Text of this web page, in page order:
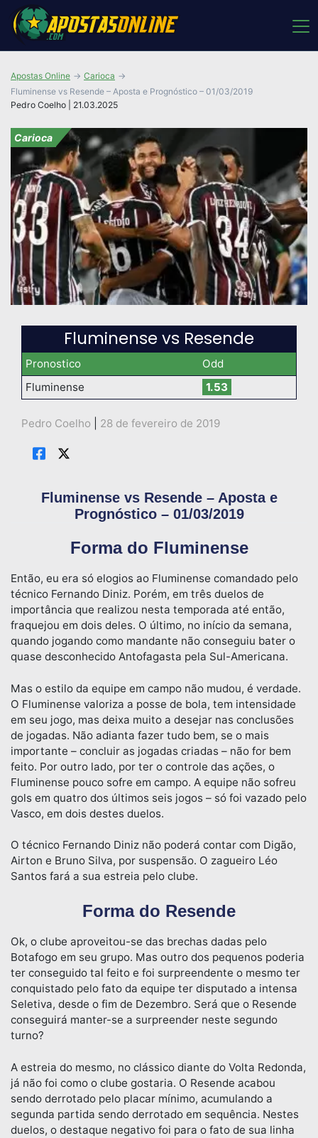
Pedro Coelho | 21.03.2025
Apostas Online
Carioca
Fluminense vs Resende – Aposta e Prognóstico – 01/03/2019
Carioca
Fluminense vs Resende
Pronostico
Odd
Fluminense
1.53
Pedro Coelho 28 de fevereiro de 2019
Fluminense vs Resende – Aposta e
Prognóstico – 01/03/2019
Forma do Fluminense
Então, eu era só elogios ao Fluminense comandado pelo
técnico Fernando Diniz. Porém, em três duelos de
importância que realizou nesta temporada até então,
fraquejou em dois deles. O último, no início da semana,
quando jogando como mandante não conseguiu bater o
quase desconhecido Antofagasta pela Sul-Americana.
Mas o estilo da equipe em campo não mudou, é verdade.
O Fluminense valoriza a posse de bola, tem intensidade
em seu jogo, mas deixa muito a desejar nas conclusões
de jogadas. Não adianta fazer tudo bem, se o mais
importante – concluir as jogadas criadas – não for bem
feito. Por outro lado, por ter o controle das ações, o
Fluminense pouco sofre em campo. A equipe não sofreu
gols em quatro dos últimos seis jogos – só foi vazado pelo
Vasco, em dois destes duelos.
O técnico Fernando Diniz não poderá contar com Digão,
Airton e Bruno Silva, por suspensão. O zagueiro Léo
Santos fará a sua estreia pelo clube.
Forma do Resende
Ok, o clube aproveitou-se das brechas dadas pelo
Botafogo em seu grupo. Mas outro dos pequenos poderia
ter conseguido tal feito e foi surpreendente o mesmo ter
conquistado pelo fato da equipe ter disputado a intensa
Seletiva, desde o fim de Dezembro. Será que o Resende
conseguirá manter-se a surpreender neste segundo
turno?
A estreia do mesmo, no clássico diante do Volta Redonda,
já não foi como o clube gostaria. O Resende acabou
sendo derrotado pelo placar mínimo, acumulando a
segunda partida sendo derrotado em sequência. Nestes
duelos, o destaque negativo foi para o fato de sua linha